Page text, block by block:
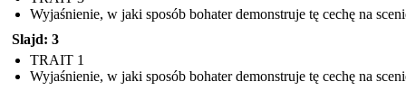
Wyjaśnienie, w jaki sposób bohater demonstruje tę cechę na
Slajd: 3
TRAIT 1
Wyjaśnienie, w jaki sposób bohater demonstruje tę cechę na